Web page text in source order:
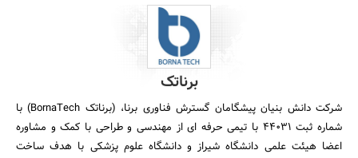
برناتک
شرکت دانش بنیان پیشگامان گسترش فناوری برنا، (برناتک BornaTech) با
شماره ثبت 44031 با تیمی حرفه ای از مهندسی و طراحی با کمک و مشاوره
اعضا هیئت علمی دانشگاه شیراز و دانشگاه علوم پزشکی با هدف ساخت